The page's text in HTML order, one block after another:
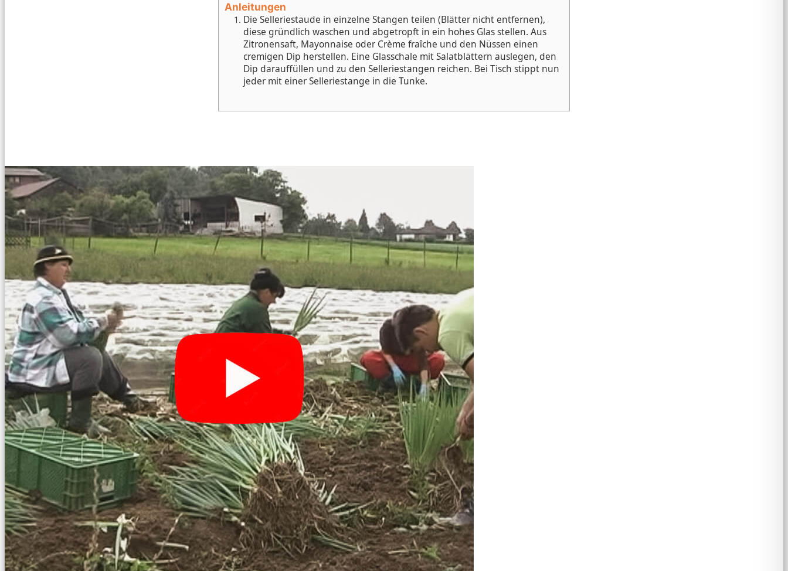
Anleitungen
Die Selleriestaude in einzelne Stangen teilen (Blätter nicht entfernen),
diese gründlich waschen und abgetropft in ein hohes Glas stellen. Aus
Zitronensaft, Mayonnaise oder Crème fraîche und den Nüssen einen
cremigen Dip herstellen. Eine Glasschale mit Salatblättern auslegen, den
Dip darauffüllen und zu den Selleriestangen reichen. Bei Tisch stippt nun
jeder mit einer Selleriestange in die Tunke.